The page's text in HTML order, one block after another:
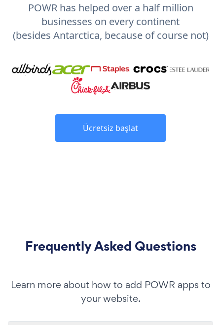
POWR has helped over a half million
businesses on every continent
(besides Antarctica, because of course not)
Ücretsiz başlat
Frequently Asked Questions
Learn more about how to add POWR apps to
your website.